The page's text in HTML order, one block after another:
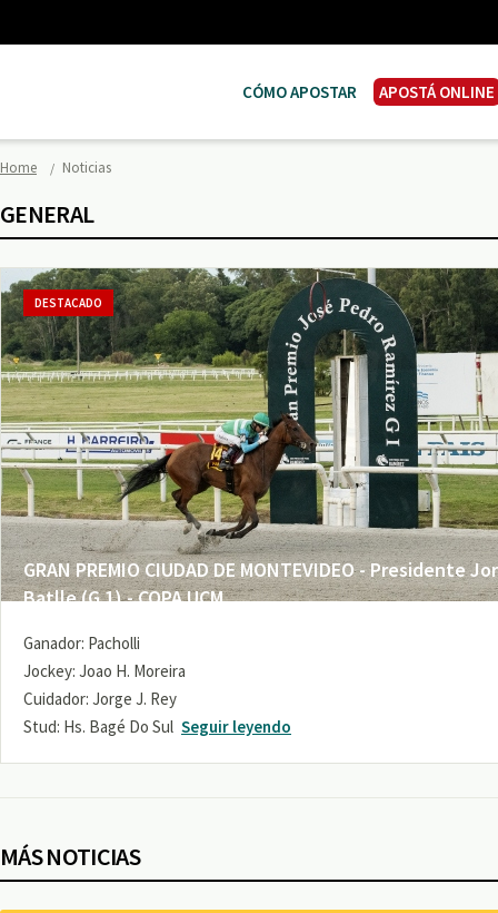
CÓMO APOSTAR APOSTÁ ONLINE
Home Noticias
GENERAL
GRAN PREMIO CIUDAD DE MONTEVIDEO - Presidente
Batlle (G 1) - COPA UCM
DESTACADO
Ganador: Pacholli
Jockey: Joao H. Moreira
Cuidador: Jorge J. Rey
Stud: Hs. Bagé Do Sul Seguir leyendo
MÁS NOTICIAS